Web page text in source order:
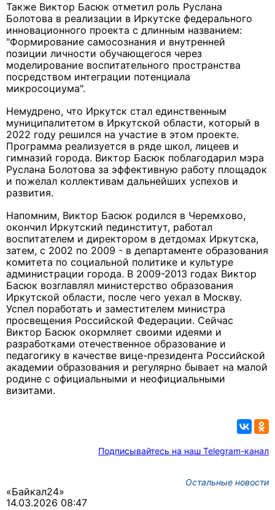
Также Виктор Басюк отметил роль Руслана
Болотова в реализации в Иркутске федерального
инновационного проекта с длинным названием:
"Формирование самосознания и внутренней
позиции личности обучающегося через
моделирование воспитательного пространства
посредством интеграции потенциала
микросоциума".
Немудрено, что Иркутск стал единственным
муниципалитетом в Иркутской области, который в
2022 году решился на участие в этом проекте.
Программа реализуется в ряде школ, лицеев и
гимназий города. Виктор Басюк поблагодарил мэра
Руслана Болотова за эффективную работу площадок
и пожелал коллективам дальнейших успехов и
развития.
Напомним, Виктор Басюк родился в Черемхово,
окончил Иркутский пединститут, работал
воспитателем и директором в детдомах Иркутска,
затем, с 2002 по 2009 - в департаменте образования
комитета по социальной политике и культуре
администрации города. В 2009-2013 годах Виктор
Басюк возглавлял министерство образования
Иркутской области, после чего уехал в Москву.
Успел поработать и заместителем министра
просвещения Российской Федерации. Сейчас
Виктор Басюк окормляет своими идеями и
разработками отечественное образование и
педагогику в качестве вице-президента Российской
академии образования и регулярно бывает на малой
родине с официальными и неофициальными
визитами.
Подписывайтесь на наш Telegram-канал
Остальные новости
«Байкал24»
14.03.2026 08:47